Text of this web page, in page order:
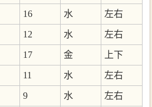
16 水 左右
12 水 左右
17 金 上下
11 水 左右
9 水 左右